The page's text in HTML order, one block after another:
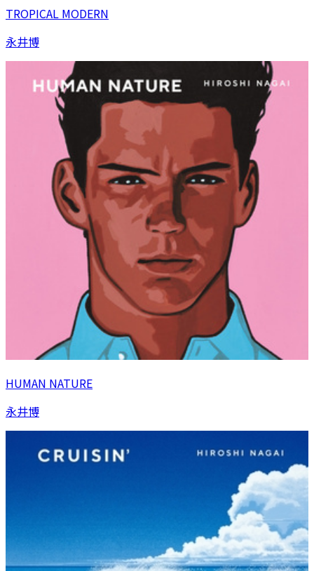
TROPICAL MODERN
永井博
HUMAN NATURE
永井博